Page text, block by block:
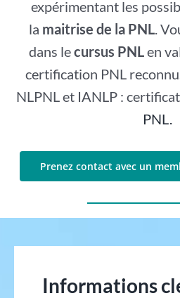
expérimentant les
la maitrise de la PNL .
dans lecursus PNLen
certification PNL
NLPNL et IANLP :
PNL.
Prenez contact avec un
Informations